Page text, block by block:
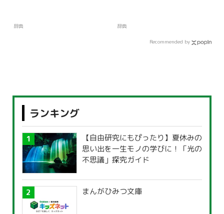
辞典 辞典
Recommended by
ランキング
【自由研究にもぴったり】夏休みの
思い出を一生モノの学びに！「光の
不思議」探究ガイド
まんがひみつ文庫